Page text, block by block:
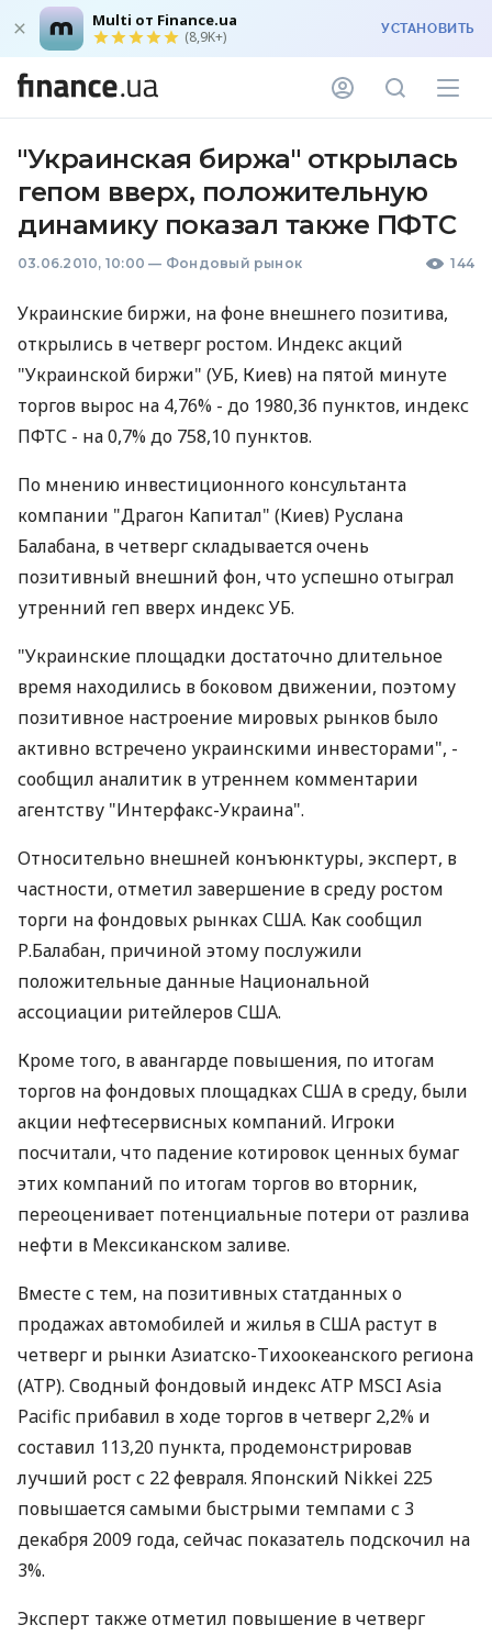
Multi от Finance.ua
(8,9K+) УСТАНОВИТЬ
"Украинская биржа" открылась
гепом вверх, положительную
динамику показал также ПФТС
03.06.2010, 10:00 — Фондовый рынок 144
Украинские биржи, на фоне внешнего позитива,
открылись в четверг ростом. Индекс акций
"Украинской биржи" (УБ, Киев) на пятой минуте
торгов вырос на 4,76% - до 1980,36 пунктов, индекс
ПФТС - на 0,7% до 758,10 пунктов.
По мнению инвестиционного консультанта
компании "Драгон Капитал" (Киев) Руслана
Балабана, в четверг складывается очень
позитивный внешний фон, что успешно отыграл
утренний геп вверх индекс УБ.
"Украинские площадки достаточно длительное
время находились в боковом движении, поэтому
позитивное настроение мировых рынков было
активно встречено украинскими инвесторами", -
сообщил аналитик в утреннем комментарии
агентству "Интерфакс-Украина".
Относительно внешней конъюнктуры, эксперт, в
частности, отметил завершение в среду ростом
торги на фондовых рынках США. Как сообщил
Р.Балабан, причиной этому послужили
положительные данные Национальной
ассоциации ритейлеров США.
Кроме того, в авангарде повышения, по итогам
торгов на фондовых площадках США в среду, были
акции нефтесервисных компаний. Игроки
посчитали, что падение котировок ценных бумаг
этих компаний по итогам торгов во вторник,
переоценивает потенциальные потери от разлива
нефти в Мексиканском заливе.
Вместе с тем, на позитивных статданных о
продажах автомобилей и жилья в США растут в
четверг и рынки Азиатско-Тихоокеанского региона
(АТР). Сводный фондовый индекс АТР MSCI Asia
Pacific прибавил в ходе торгов в четверг 2,2% и
составил 113,20 пункта, продемонстрировав
лучший рост с 22 февраля. Японский Nikkei 225
повышается самыми быстрыми темпами с 3
декабря 2009 года, сейчас показатель подскочил на
3%.
Эксперт также отметил повышение в четверг